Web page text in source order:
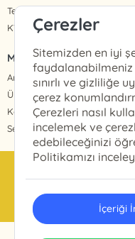
Teslimat ve İade
KVKK Politikası ve
MENÜ
Anasayfa
Üye Girişi
Kayıt Ol
Sepetim
Ekin
Çerezler
Sitemizden en iyi
sınırlı ve gizliliğe
çerez
Çerezleri nasıl
incelemek ve
edebileceğinizi
Politikamızı
İçeriği